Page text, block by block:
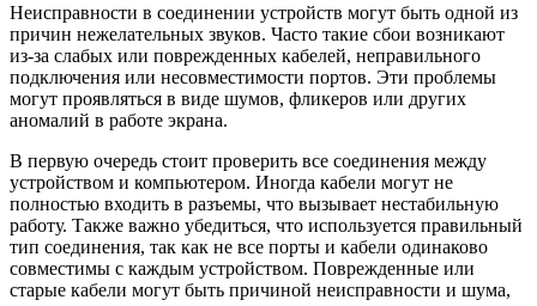
Неисправности в соединении устройств могут быть одной из
причин нежелательных звуков. Часто такие сбои возникают
из-за слабых или поврежденных кабелей, неправильного
подключения или несовместимости портов. Эти проблемы
могут проявляться в виде шумов, фликеров или других
аномалий в работе экрана.
В первую очередь стоит проверить все соединения между
устройством и компьютером. Иногда кабели могут не
полностью входить в разъемы, что вызывает нестабильную
работу. Также важно убедиться, что используется правильный
тип соединения, так как не все порты и кабели одинаково
совместимы с каждым устройством. Поврежденные или
старые кабели могут быть причиной неисправности и шума,